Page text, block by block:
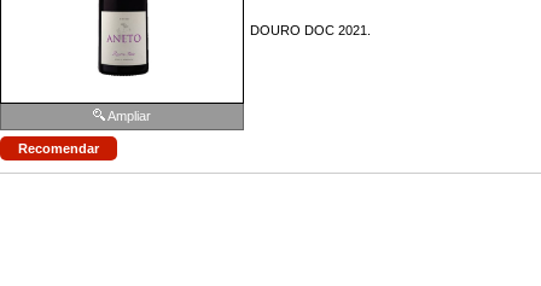
Ampliar
DOURO DOC 2021.